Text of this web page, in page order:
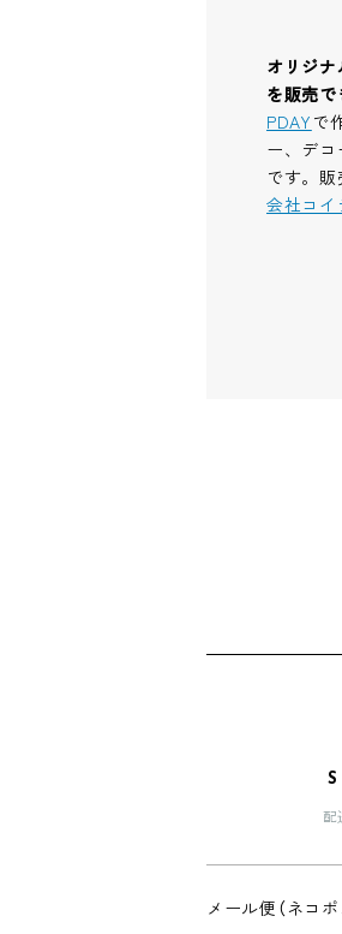
オリジナ
を販売で
PDAY で
ー、デコ
です。
会社コイ
配
メール便（ネコポ